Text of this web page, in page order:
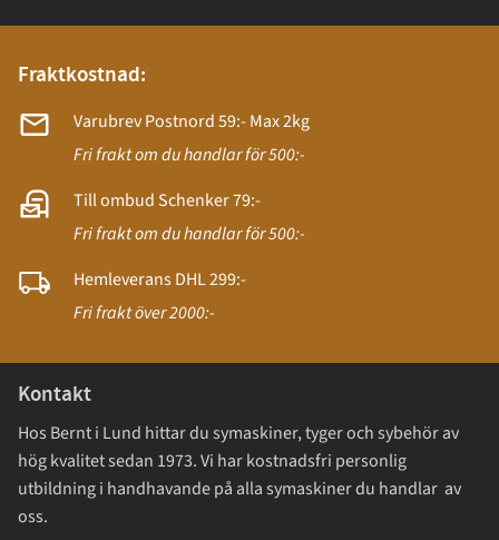
Fraktkostnad:
Varubrev Postnord 59:- Max 2kg
Fri frakt om du handlar för 500:-
Till ombud Schenker 79:-
Fri frakt om du handlar för 500:-
Hemleverans DHL 299:-
Fri frakt över 2000:-
Kontakt
Hos Bernt i Lund hittar du symaskiner, tyger och sybehör av
hög kvalitet sedan 1973. Vi har kostnadsfri personlig
utbildning i handhavande på alla symaskiner du handlar av
oss.